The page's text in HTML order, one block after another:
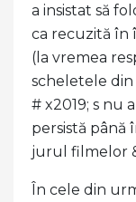
a insistat să
ca recuzită în
(la vremea
scheletele din
# x2019; s nu
persistă până
jurul filmelor
În cele din